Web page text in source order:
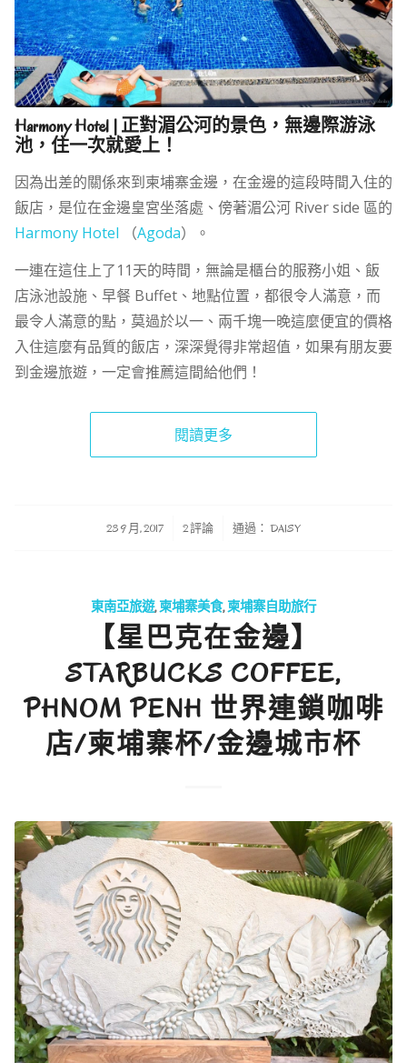
Harmony Hotel | 正對湄公河的景色，無邊際游泳
池，住一次就愛上！
因為出差的關係來到柬埔寨金邊，在金邊的這段時間入住的
飯店，是位在金邊皇宮坐落處、傍著湄公河 River side 區的
Harmony Hotel （Agoda）。
一連在這住上了11天的時間，無論是櫃台的服務小姐、飯
店泳池設施、早餐 Buffet、地點位置，都很令人滿意，而
最令人滿意的點，莫過於以一、兩千塊一晚這麼便宜的價格
入住這麼有品質的飯店，深深覺得非常超值，如果有朋友要
到金邊旅遊，一定會推薦這間給他們！
閱讀更多
23 9 月, 2017
/ 2 評論 通過： DAISY
東南亞旅遊,柬埔寨美食,柬埔寨自助旅行
【星巴克在金邊】
STARBUCKS COFFEE,
PHNOM PENH 世界連鎖咖啡
店/柬埔寨杯/金邊城市杯